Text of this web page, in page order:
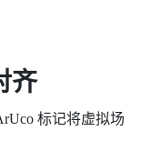
齐
标记将虚拟场